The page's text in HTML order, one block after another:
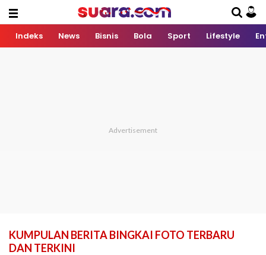
Indeks News Bisnis Bola Sport Lifestyle
KUMPULAN BERITA BINGKAI FOTO TERBARU
DAN TERKINI